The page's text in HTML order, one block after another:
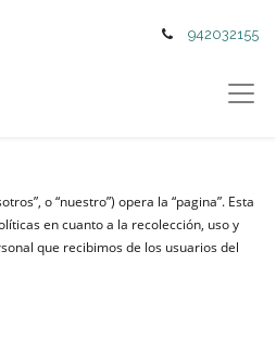
942032155
o “nuestro”) opera la “pagina”. Esta
en cuanto a la recolección, uso y
que recibimos de los usuarios del